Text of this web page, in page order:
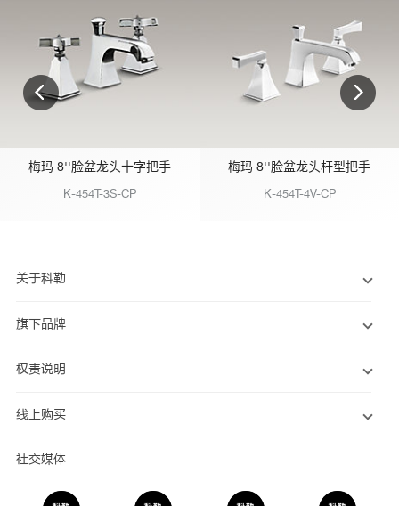
梅玛 8''脸盆龙头十字把手
K-454T-3S-CP
梅玛 8''脸盆龙头杆型把手
K-454T-4V-CP
关于科勒
旗下品牌
权责说明
线上购买
社交媒体